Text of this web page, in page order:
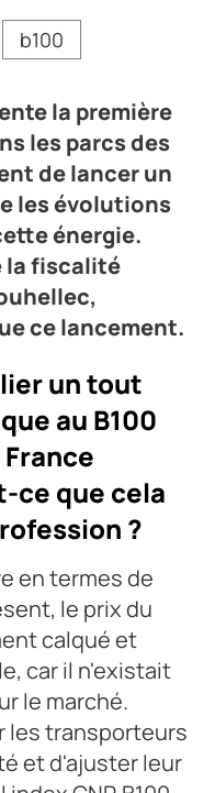
CNR carburant B100 »
les évolutions
par les entreprises
b100
la première
les parcs des
de lancer un
les évolutions
énergie.
la fiscalité
ce lancement.
un tout
au B100
ce que cela
?
en termes de
le prix du
calqué et
car il n'existait
le marché.
les transporteurs
et d'ajuster leur